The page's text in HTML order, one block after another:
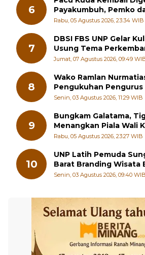
6
Payakumbuh, Pemko
Persiapan!
Rabu, 05 Agustus 2026, 23:34 WIB
7
DBSI FBS UNP Gelar
Usung Tema
Sastra Dunia
Jumat, 07 Agustus 2026, 09:49
8
Wako Ramlan
Pengukuhan Pengurus MUS-KB Serta
LMKB Periode 2026-
Senin, 03 Agustus 2026, 11:29 WIB
9
Bungkam Galatama,
Menangkan Piala Wali
Cup 2026
Rabu, 05 Agustus 2026, 23:27 WIB
10
UNP Latih Pemuda
Barat Branding Wisata
Senin, 03 Agustus 2026, 09:40 WIB